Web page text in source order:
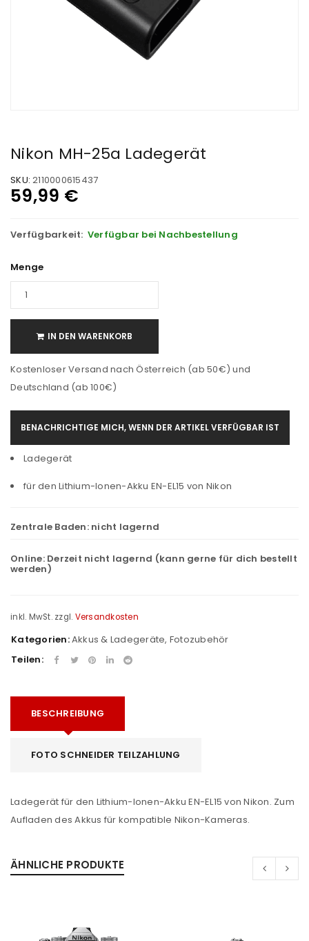
Nikon MH-25a Ladegerät
SKU: 2110000615437
59,99 €
Verfügbarkeit: Verfügbar bei Nachbestellung
Menge
IN DEN WARENKORB
Kostenloser Versand nach Österreich (ab 50€) und
Deutschland (ab 100€)
BENACHRICHTIGE MICH, WENN DER ARTIKEL VERFÜGBAR IST
Ladegerät
für den Lithium-Ionen-Akku EN-EL15 von Nikon
Zentrale Baden: nicht lagernd
Online: Derzeit nicht lagernd (kann gerne für dich bestellt
werden)
inkl. MwSt. zzgl. Versandkosten
Kategorien:Akkus & Ladegeräte, Fotozubehör
Teilen:
BESCHREIBUNG
FOTO SCHNEIDER TEILZAHLUNG
Ladegerät für den Lithium-Ionen-Akku EN-EL15 von Nikon. Zum
Aufladen des Akkus für kompatible Nikon-Kameras.
ÄHNLICHE PRODUKTE